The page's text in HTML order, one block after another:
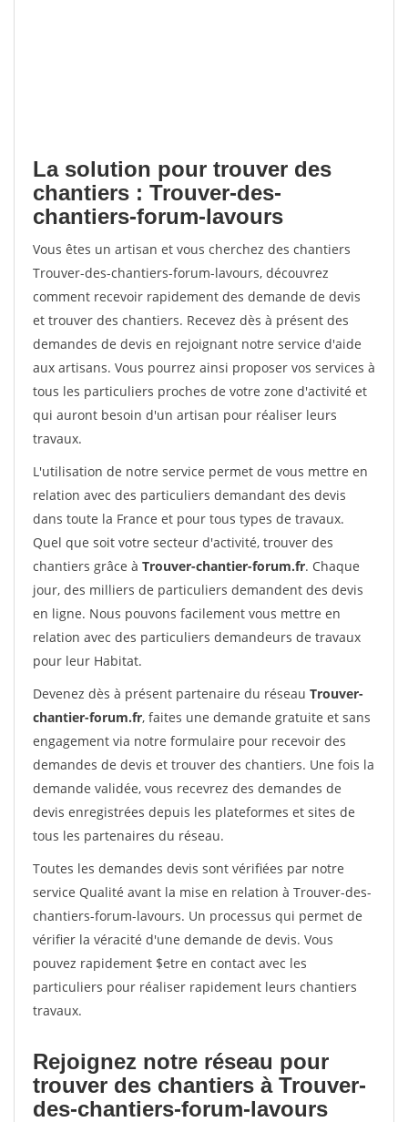
La solution pour trouver des
chantiers : Trouver-des-
chantiers-forum-lavours
Vous êtes un artisan et vous cherchez des chantiers
Trouver-des-chantiers-forum-lavours, découvrez
comment recevoir rapidement des demande de devis
et trouver des chantiers. Recevez dès à présent des
demandes de devis en rejoignant notre service d'aide
aux artisans. Vous pourrez ainsi proposer vos services à
tous les particuliers proches de votre zone d'activité et
qui auront besoin d'un artisan pour réaliser leurs
travaux.
L'utilisation de notre service permet de vous mettre en
relation avec des particuliers demandant des devis
dans toute la France et pour tous types de travaux.
Quel que soit votre secteur d'activité, trouver des
chantiers grâce à Trouver-chantier-forum.fr. Chaque
jour, des milliers de particuliers demandent des devis
en ligne. Nous pouvons facilement vous mettre en
relation avec des particuliers demandeurs de travaux
pour leur Habitat.
Devenez dès à présent partenaire du réseau Trouver-
chantier-forum.fr, faites une demande gratuite et sans
engagement via notre formulaire pour recevoir des
demandes de devis et trouver des chantiers. Une fois la
demande validée, vous recevrez des demandes de
devis enregistrées depuis les plateformes et sites de
tous les partenaires du réseau.
Toutes les demandes devis sont vérifiées par notre
service Qualité avant la mise en relation à Trouver-des-
chantiers-forum-lavours. Un processus qui permet de
vérifier la véracité d'une demande de devis. Vous
pouvez rapidement $etre en contact avec les
particuliers pour réaliser rapidement leurs chantiers
travaux.
Rejoignez notre réseau pour
trouver des chantiers à Trouver-
des-chantiers-forum-lavours